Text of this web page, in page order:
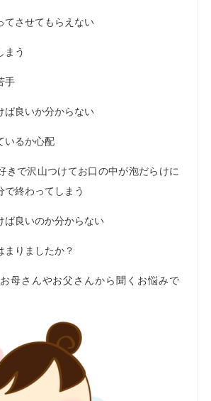
てさせてもらえない
まう
手
ば良いか分からない
いるか心配
きで沢山つけてお口の中が泡だらけに
で終わってしまう
ば良いのか分からない
まりましたか？
母さんやお父さんから聞くお悩みで